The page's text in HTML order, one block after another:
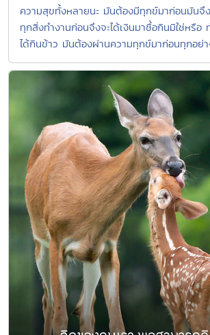
ความสุขทั้งหลายนะ มันต้องมีทุกข์มาก่อนมันจึ
ทุกสิ่งทำงานก่อนจึงจะได้เงินมาซื้อกินมิใช่หรือ
ได้กินข้าว มันต้องผ่านความทุกข์มาก่อนทุกอย่า